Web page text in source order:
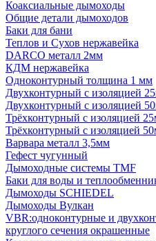
Коаксиальные дымоходы
Общие детали дымоходов
Баки для бани
Теплов и Сухов нержавейка
DARCO металл 2мм
КДМ нержавейка
Одноконтурный толщина 1 мм
Двухконтурный с изоляцией
Двухконтурный с изоляцией
Трёхконтурный с изоляцией
Трёхконтурный с изоляцией
Варвара металл 3,5мм
Гефест чугунный
Дымоходные системы TMF
Баки для воды и
Дымоходы SCHIEDEL
Дымоходы Вулкан
VBR:одноконтурные и
круглого сечения окрашенные